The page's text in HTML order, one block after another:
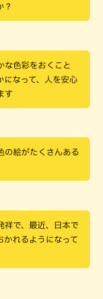
？
な色彩をおくこと
になって、人を安心
す
の絵がたくさんある
祥で、最近、日本で
かれるようになって